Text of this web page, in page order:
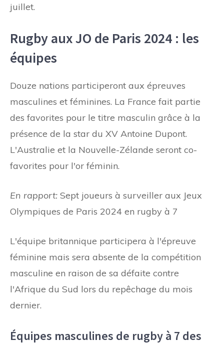
juillet.
Rugby aux JO de Paris 2024 : les
équipes
Douze nations participeront aux épreuves
masculines et féminines. La France fait partie
des favorites pour le titre masculin grâce à la
présence de la star du XV Antoine Dupont.
L'Australie et la Nouvelle-Zélande seront co-
favorites pour l'or féminin.
En rapport: Sept joueurs à surveiller aux Jeux
Olympiques de Paris 2024 en rugby à 7
L'équipe britannique participera à l'épreuve
féminine mais sera absente de la compétition
masculine en raison de sa défaite contre
l'Afrique du Sud lors du repêchage du mois
dernier.
Équipes masculines de rugby à 7 des